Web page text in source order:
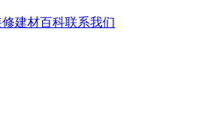
修建材百科联系我们